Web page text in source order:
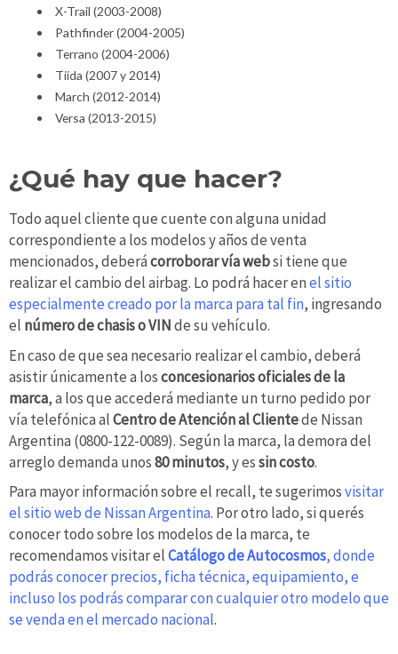
X-Trail (2003-2008)
Pathfinder (2004-2005)
Terrano (2004-2006)
Tiida (2007 y 2014)
March (2012-2014)
Versa (2013-2015)
¿Qué hay que hacer?
Todo aquel cliente que cuente con alguna unidad
correspondiente a los modelos y años de venta
mencionados, deberácorroborar vía websi tiene que
realizar el cambio del airbag. Lo podrá hacer enel sitio
especialmente creado por la marca para tal fin, ingresando
el número de chasis o VINde su vehículo.
En caso de que sea necesario realizar el cambio, deberá
asistir únicamente a losconcesionarios oficiales de la
marca, a los que accederá mediante un turno pedido por
vía telefónica alCentro de Atención al Clientede Nissan
Argentina (0800-122-0089). Según la marca, la demora del
arreglo demanda unos80 minutos, y essin costo.
Para mayor información sobre el recall, te sugerimosvisitar
el sitio web de Nissan Argentina. Por otro lado, si querés
conocer todo sobre los modelos de la marca, te
recomendamos visitar elCatálogo de Autocosmos, donde
podrás conocer precios, ficha técnica, equipamiento, e
incluso los podrás comparar con cualquier otro modelo que
se venda en el mercado nacional.